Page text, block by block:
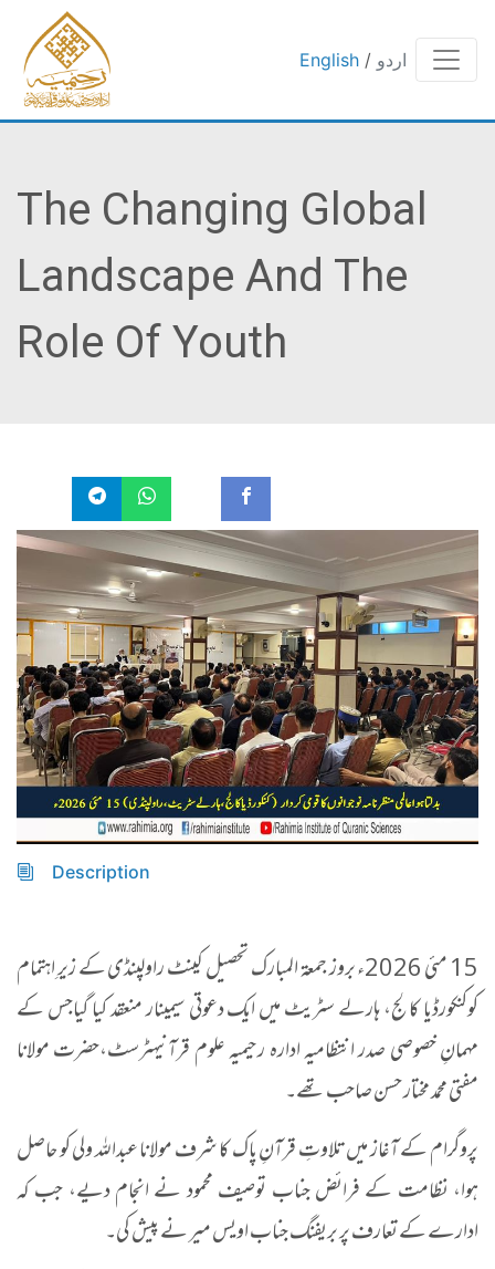
English / اردو
The Changing Global
Landscape And The
Role Of Youth
Description
15 مئی 2026ء بروز جمعۃ المبارک تحصیل کینٹ راولپنڈی کے زیرِ اہتمام
کوکنکورڈیا کالج، ہارلے سٹریٹ میں ایک دعوتی سیمینار منعقد کیا گیاجس کے
مہمانِ خصوصی صدر انتظامیہ ادارہ رحیمیہ علوم قرآنیہٹرسٹ،حضرت مولانا
مفتی محمد مختار حسن صاحب تھے۔
پروگرام کے آغاز میں تلاوتِ قرآنِ پاک کا شرف مولانا عبداللہ ولی کو حاصل
ہوا، نظامت کے فرائض جناب توصیف محمود نے انجام دیے، جب کہ
ادارے کے تعارف پر بریفنگ جناب اویس میر نے پیش کی۔